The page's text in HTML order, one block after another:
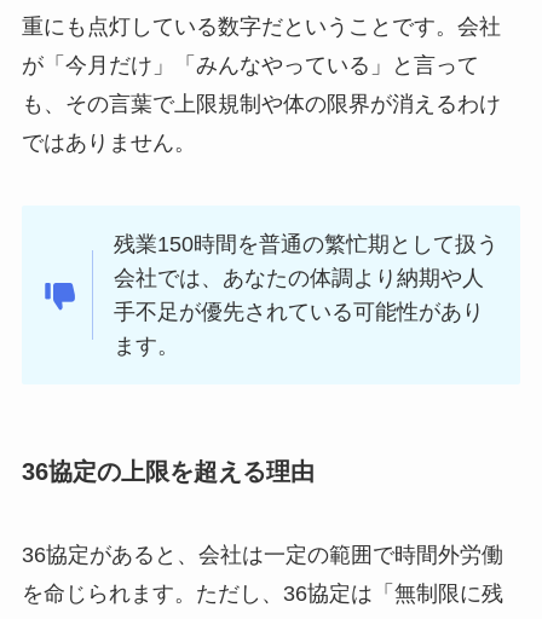
重にも点灯している数字だということです。会社
が「今月だけ」「みんなやっている」と言って
も、その言葉で上限規制や体の限界が消えるわけ
ではありません。
残業150時間を普通の繁忙期として扱う
会社では、あなたの体調より納期や人
手不足が優先されている可能性があり
ます。
36協定の上限を超える理由
36協定があると、会社は一定の範囲で時間外労働
を命じられます。ただし、36協定は「無制限に残